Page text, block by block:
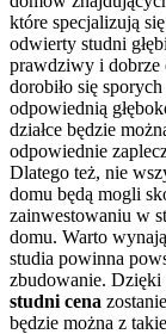
które specjalizują
odwierty studni
prawdziwy i dobrze
dorobiło się
odpowiednią
działce będzie
odpowiednie
Dlatego też, nie
domu będą mogli
zainwestowaniu w
domu. Warto
studia powinna
zbudowanie. Dzięki
studni cena
będzie można z